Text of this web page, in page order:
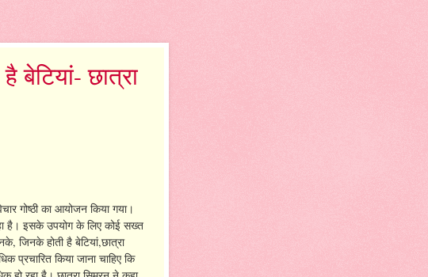
बेटियां- छात्रा
गोष्ठी का आयोजन किया गया।
है। इसके उपयोग के लिए कोई सख्त
जिनके होती है बेटियां,छात्रा
किया जाना चाहिए कि